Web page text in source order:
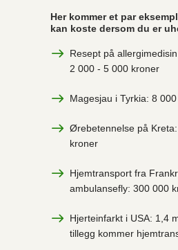
Her kommer et par
kan koste dersom du er
Resept på
2 000 - 5 000 kroner
Magesjau i Tyrkia: 8
Ørebetennelse på
kroner
Hjemtransport fra
ambulansefly: 300 000
Hjerteinfarkt i USA: 1,4
tillegg kommer